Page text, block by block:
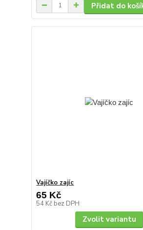
Přidat do
Vajíčko zajíc
65 Kč
54 Kč bez DPH
Zvolit variantu